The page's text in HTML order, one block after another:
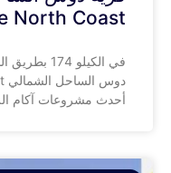
North Coast
في الكيلو
أحدث مشروعات آكام